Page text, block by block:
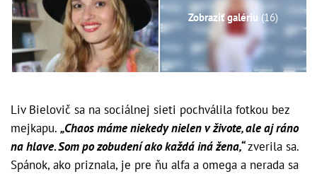
Zobraziť galériu (16)
Liv Bielovič sa na sociálnej sieti pochválila fotkou bez
mejkapu. „Chaos máme niekedy nielen v živote, ale aj ráno
na hlave. Som po zobudení ako každá iná žena,“zverila sa.
Spánok, ako priznala, je pre ňu alfa a omega a nerada sa